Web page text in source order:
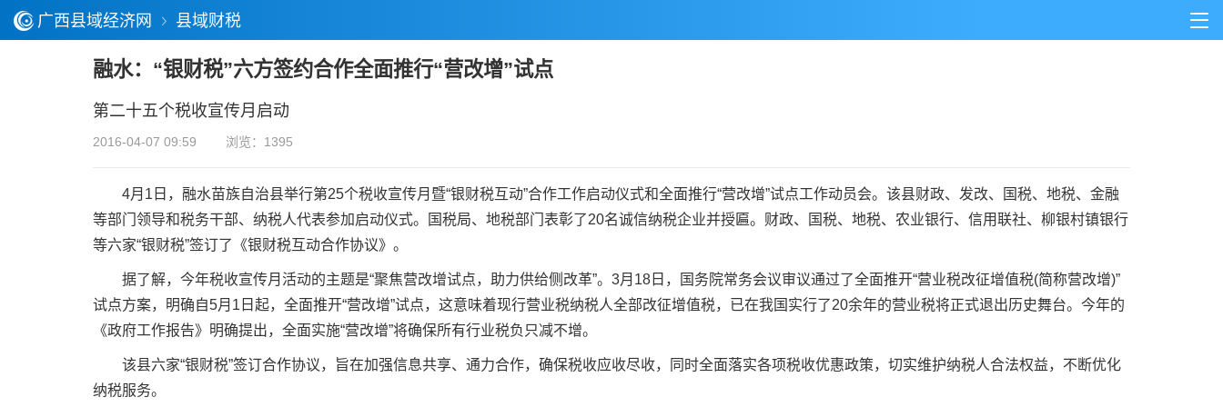
广西县域经济网 县域财税
融水：“银财税”六方签约合作全面推行“营改增”试点
第二十五个税收宣传月启动
2016-04-07 09:59 浏览：1395
4月1日，融水苗族自治县举行第25个税收宣传月暨“银财税互动”合作工作启动仪式和全面推行“营改增”试点工作动员会。该县财政、发改、国税、地税、金融
等部门领导和税务干部、纳税人代表参加启动仪式。国税局、地税部门表彰了20名诚信纳税企业并授匾。财政、国税、地税、农业银行、信用联社、柳银村镇银行
等六家“银财税”签订了《银财税互动合作协议》。
据了解，今年税收宣传月活动的主题是“聚焦营改增试点，助力供给侧改革”。3月18日，国务院常务会议审议通过了全面推开“营业税改征增值税(简称营改增)”
试点方案，明确自5月1日起，全面推开“营改增”试点，这意味着现行营业税纳税人全部改征增值税，已在我国实行了20余年的营业税将正式退出历史舞台。今年的
《政府工作报告》明确提出，全面实施“营改增”将确保所有行业税负只减不增。
该县六家“银财税”签订合作协议，旨在加强信息共享、通力合作，确保税收应收尽收，同时全面落实各项税收优惠政策，切实维护纳税人合法权益，不断优化
纳税服务。